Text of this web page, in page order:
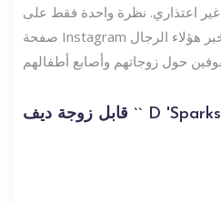
اعتذاري. نظرة واحدة فقط على
صفحة Instagram الخاصة بهم ويمكنك أن تخبر هؤلاء الرجال